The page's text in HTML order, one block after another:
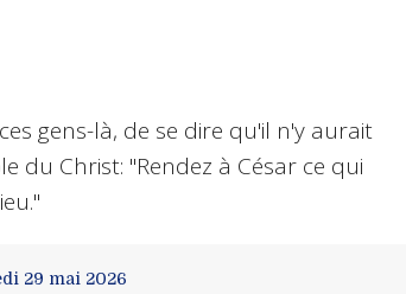
gens-là, de se dire qu'il n'y aurait
du Christ: "Rendez à César ce qui
29 mai 2026